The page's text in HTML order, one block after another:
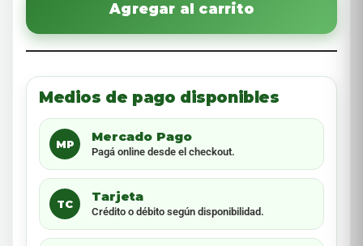
Agregar al carrito
Medios de pago disponibles
MP
Mercado Pago
Pagá online desde el checkout.
TC
Tarjeta
Crédito o débito según disponibilidad.